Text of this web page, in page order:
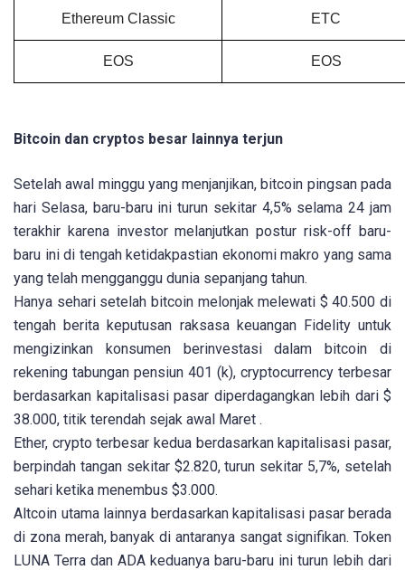
Ethereum Classic ETC
EOS EOS
Bitcoin dan cryptos besar lainnya terjun
Setelah awal minggu yang menjanjikan, bitcoin pingsan pada
hari Selasa, baru-baru ini turun sekitar 4,5% selama 24 jam
terakhir karena investor melanjutkan postur risk-off baru-
baru ini di tengah ketidakpastian ekonomi makro yang sama
yang telah mengganggu dunia sepanjang tahun.
Hanya sehari setelah bitcoin melonjak melewati $ 40.500 di
tengah berita keputusan raksasa keuangan Fidelity untuk
mengizinkan konsumen berinvestasi dalam bitcoin di
rekening tabungan pensiun 401 (k), cryptocurrency terbesar
berdasarkan kapitalisasi pasar diperdagangkan lebih dari $
38.000, titik terendah sejak awal Maret .
Ether, crypto terbesar kedua berdasarkan kapitalisasi pasar,
berpindah tangan sekitar $2.820, turun sekitar 5,7%, setelah
sehari ketika menembus $3.000.
Altcoin utama lainnya berdasarkan kapitalisasi pasar berada
di zona merah, banyak di antaranya sangat signifikan. Token
LUNA Terra dan ADA keduanya baru-baru ini turun lebih dari